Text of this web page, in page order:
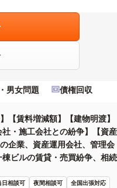
男女問題 債権回収
【賃料増減額】【建物明渡】
・施工会社との紛争】【資産
企業、資産運用会社、管理会
ビルの賃貸・売買紛争、相続
日相談可 夜間相談可 全国出張対応